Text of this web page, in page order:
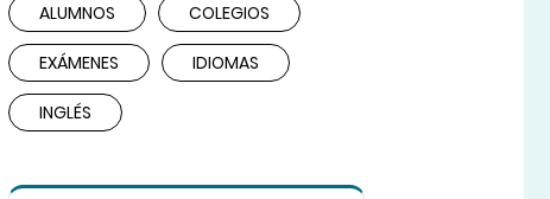
ALUMNOS COLEGIOS
EXÁMENES IDIOMAS
INGLÉS